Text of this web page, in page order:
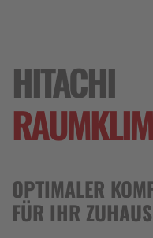
HITACHI
OPTIMALER
FÜR IHR